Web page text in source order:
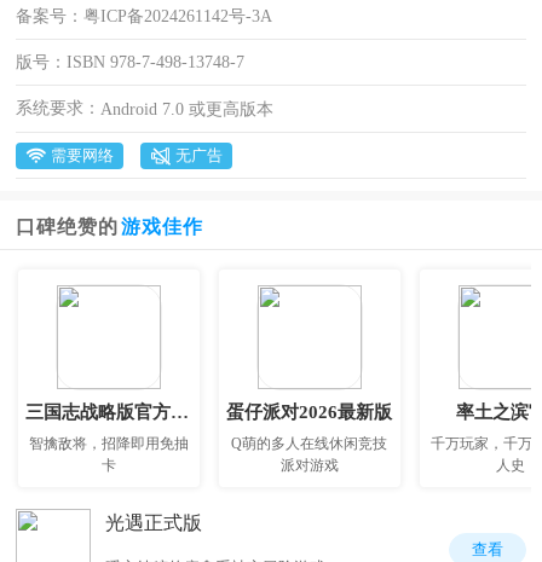
备案号：粤ICP备2024261142号-3A
版号：ISBN 978-7-498-13748-7
系统要求： Android 7.0 或更高版本
需要网络 无广告
口碑绝赞的 游戏佳作
三国志战略版官方正版
智擒敌将，招降即用免抽
卡
蛋仔派对2026最新版
Q萌的多人在线休闲竞技
派对游戏
率土之滨
千万玩家，千万
人史
光遇正式版
查看